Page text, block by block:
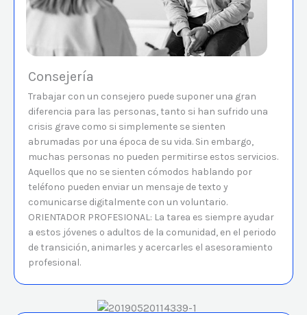
Consejería
Trabajar con un consejero puede suponer una gran
diferencia para las personas, tanto si han sufrido una
crisis grave como si simplemente se sienten
abrumadas por una época de su vida. Sin embargo,
muchas personas no pueden permitirse estos servicios.
Aquellos que no se sienten cómodos hablando por
teléfono pueden enviar un mensaje de texto y
comunicarse digitalmente con un voluntario.
ORIENTADOR PROFESIONAL: La tarea es siempre ayudar
a estos jóvenes o adultos de la comunidad, en el periodo
de transición, animarles y acercarles el asesoramiento
profesional.